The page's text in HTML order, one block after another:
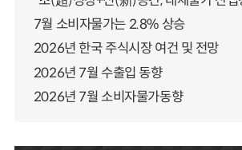
7월 소비자물가는 2.8% 상승
2026년 한국 주식시장 여건 및 전망
2026년 7월 수출입 동향
2026년 7월 소비자물가동향